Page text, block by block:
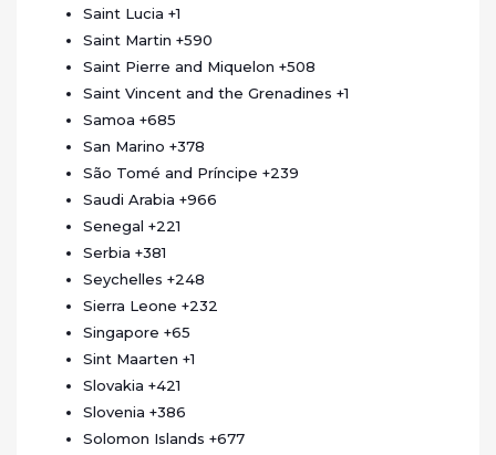
Saint Lucia +1
Saint Martin +590
Saint Pierre and Miquelon +508
Saint Vincent and the Grenadines +1
Samoa +685
San Marino +378
São Tomé and Príncipe +239
Saudi Arabia +966
Senegal +221
Serbia +381
Seychelles +248
Sierra Leone +232
Singapore +65
Sint Maarten +1
Slovakia +421
Slovenia +386
Solomon Islands +677